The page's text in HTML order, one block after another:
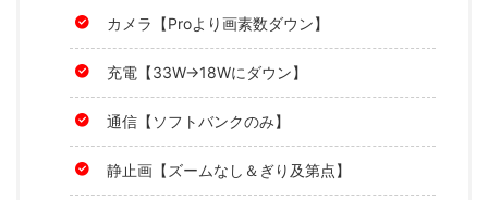
カメラ【Proより画素数ダウン】
充電【33W→18Wにダウン】
通信【ソフトバンクのみ】
静止画【ズームなし＆ぎり及第点】